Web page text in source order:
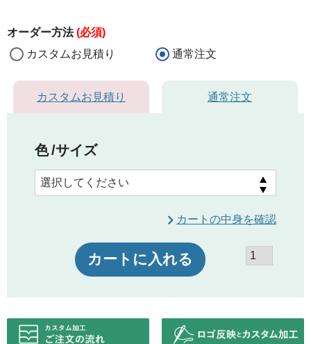
オーダー方法(必須)
カスタムお見積り
通常注文
カスタムお見積り 通常注文
色 サイズ
カートの中身を確認
カートに入れる